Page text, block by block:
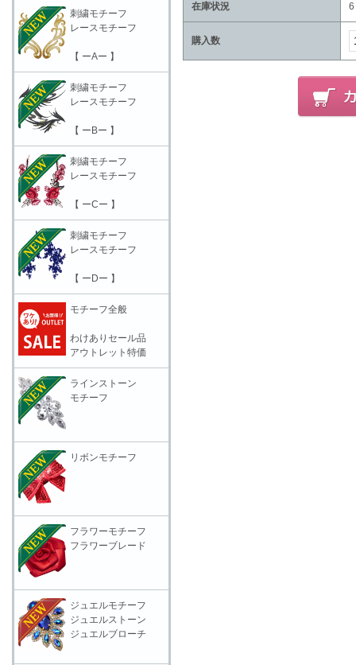
在庫状況 6
購入数
刺繍モチーフ
レースモチーフ
【 ーAー 】
刺繍モチーフ
レースモチーフ
【 ーBー 】
刺繍モチーフ
レースモチーフ
【 ーCー 】
刺繍モチーフ
レースモチーフ
【 ーDー 】
モチーフ全般
わけありセール品
アウトレット特価
ラインストーン
モチーフ
リボンモチーフ
フラワーモチーフ
フラワーブレード
ジュエルモチーフ
ジュエルストーン
ジュエルブローチ